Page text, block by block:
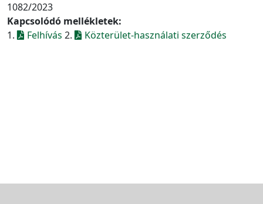
1082/2023
Kapcsolódó mellékletek:
1.
Felhívás 2. Közterület-használati szerződés